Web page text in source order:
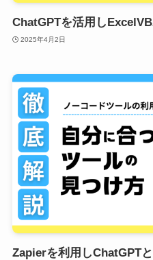
ChatGPTを活用し
2025年4月2日
Zapierを利用しChatGPT